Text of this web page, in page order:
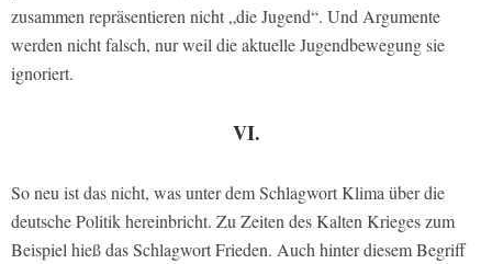
zusammen repräsentieren nicht „die Jugend“. Und Argumente
werden nicht falsch, nur weil die aktuelle Jugendbewegung sie
ignoriert.
VI.
So neu ist das nicht, was unter dem Schlagwort Klima über die
deutsche Politik hereinbricht. Zu Zeiten des Kalten Krieges zum
Beispiel hieß das Schlagwort Frieden. Auch hinter diesem Begriff